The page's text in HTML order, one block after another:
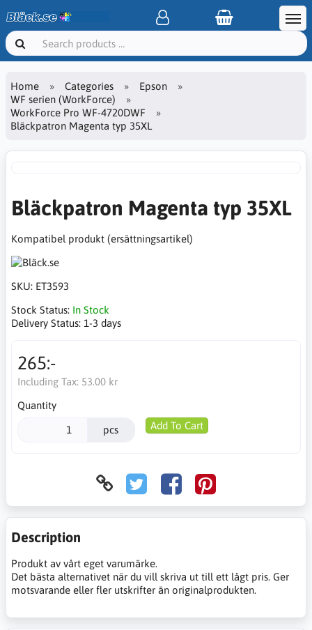
Home Categories
Epson
WF serien (WorkForce)
WorkForce Pro WF-4720DWF
Bläckpatron Magenta typ 35XL
Bläckpatron Magenta typ 35XL
Kompatibel produkt (ersättningsartikel)
SKU: ET3593
Stock Status: In Stock
Delivery Status: 1-3 days
265:-
Including Tax: 53.00 kr
Quantity
pcs Add To Cart
Description
Produkt av vårt eget varumärke.
Det bästa alternativet när du vill skriva ut till ett lågt pris. Ger
motsvarande eller fler utskrifter än originalprodukten.